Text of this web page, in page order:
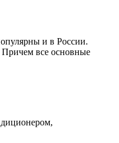
и в России.
Причем все основные